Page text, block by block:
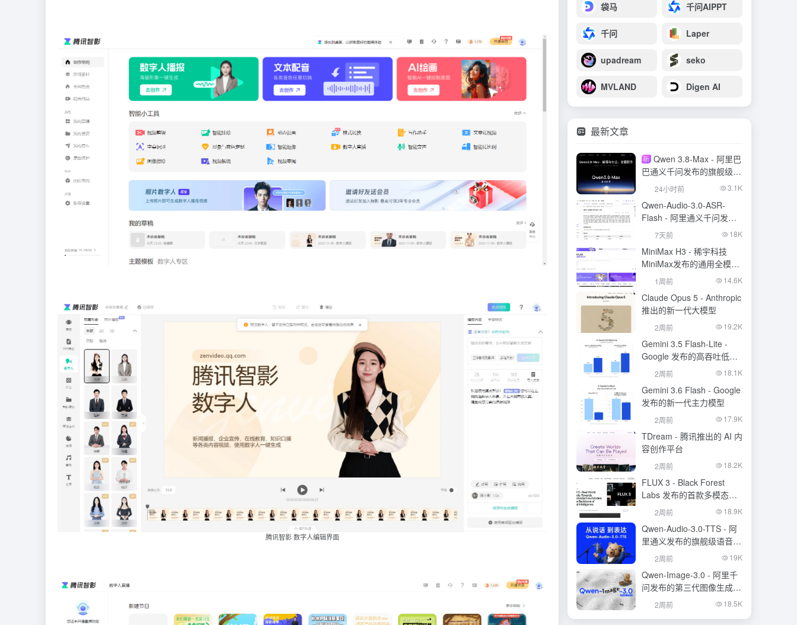
腾讯智影 数字人编辑界面
袋马 千问AIPPT
千问 Laper
upadream seko
MVLAND Digen AI
最新文章
新 Qwen 3.8-Max - 阿里巴
巴通义千问发布的旗舰级大
模型24小时前 3.1K
Qwen-Audio-3.0-ASR-
Flash - 阿里通义千问发布
的语音识别大模型
7天前 18K
MiniMax H3 - 稀宇科技
MiniMax发布的通用全模态
生成模型
1周前 14.6K
Claude Opus 5 - Anthropic
推出的新一代大模型
2周前 19.2K
Gemini 3.5 Flash-Lite -
Google 发布的高吞吐低成
本模型
2周前 18.1K
Gemini 3.6 Flash - Google
发布的新一代主力模型
2周前 17.9K
TDream - 腾讯推出的 AI 内
容创作平台
2周前 18.2K
FLUX 3 - Black Forest
Labs 发布的首款多模态基
础模型
2周前 18.9K
Qwen-Audio-3.0-TTS - 阿
里通义发布的旗舰级语音合
成大模型
2周前 19K
Qwen-Image-3.0 - 阿里千
问发布的第三代图像生成基
础模型
2周前 18.5K